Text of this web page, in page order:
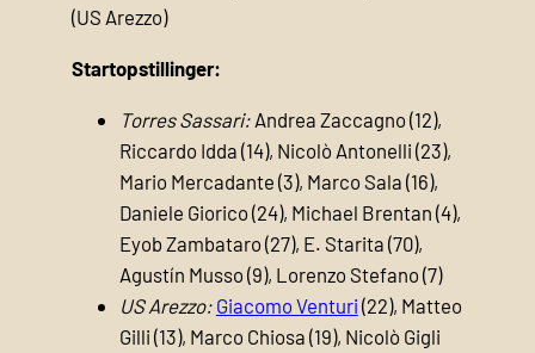
(US Arezzo)
Startopstillinger:
Torres Sassari:Andrea Zaccagno (12),
Riccardo Idda (14), Nicolò Antonelli (23),
Mario Mercadante (3), Marco Sala (16),
Daniele Giorico (24), Michael Brentan (4),
Eyob Zambataro (27), E. Starita (70),
Agustín Musso (9), Lorenzo Stefano (7)
US Arezzo: Giacomo Venturi (22), Matteo
Gilli (13), Marco Chiosa (19), Nicolò Gigli